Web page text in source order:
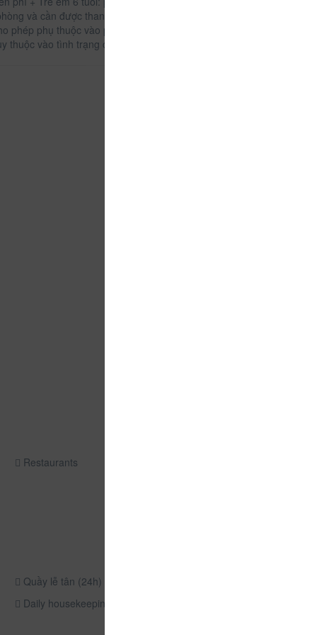
và cần được thanh toán riêng trong thời gian
phụ thuộc vào phòng bạn chọn. Vui lòng
vào tình trạng có sẵn.
Restaurants
Quầy lễ tân (24h)
Daily housekeeping